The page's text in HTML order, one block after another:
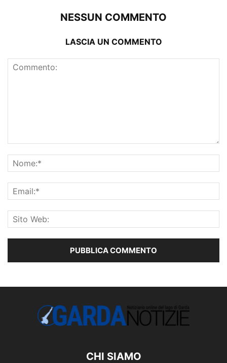
NESSUN COMMENTO
LASCIA UN COMMENTO
CHI SIAMO